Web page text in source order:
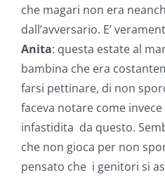
che magari non era
dall’avversario. E’
Anita: questa estate al
bambina che era
farsi pettinare, di non
faceva notare come
infastidita da questo.
che non gioca per non
pensato che i genitori si